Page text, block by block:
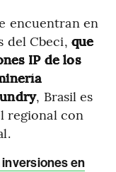
encuentran en
del Cbeci, que
IP de los
, Brasil es
regional con
en